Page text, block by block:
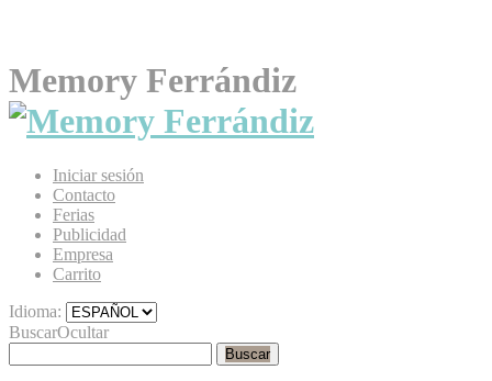
Memory Ferrándiz
Iniciar sesión
Contacto
Ferias
Publicidad
Empresa
Carrito
Idioma:
BuscarOcultar
Buscar